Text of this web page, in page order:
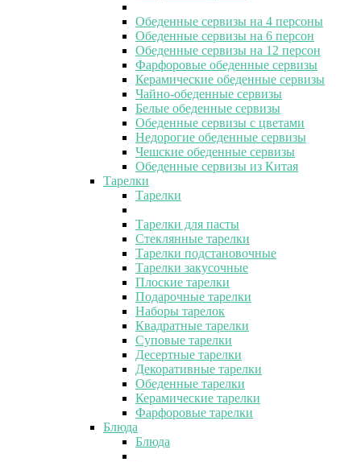
Обеденные сервизы на 4 персоны
Обеденные сервизы на 6 персон
Обеденные сервизы на 12 персон
Фарфоровые обеденные сервизы
Керамические обеденные сервизы
Чайно-обеденные сервизы
Белые обеденные сервизы
Обеденные сервизы с цветами
Недорогие обеденные сервизы
Чешские обеденные сервизы
Обеденные сервизы из Китая
Тарелки
Тарелки
Тарелки для пасты
Стеклянные тарелки
Тарелки подстановочные
Тарелки закусочные
Плоские тарелки
Подарочные тарелки
Наборы тарелок
Квадратные тарелки
Суповые тарелки
Десертные тарелки
Декоративные тарелки
Обеденные тарелки
Керамические тарелки
Фарфоровые тарелки
Блюда
Блюда